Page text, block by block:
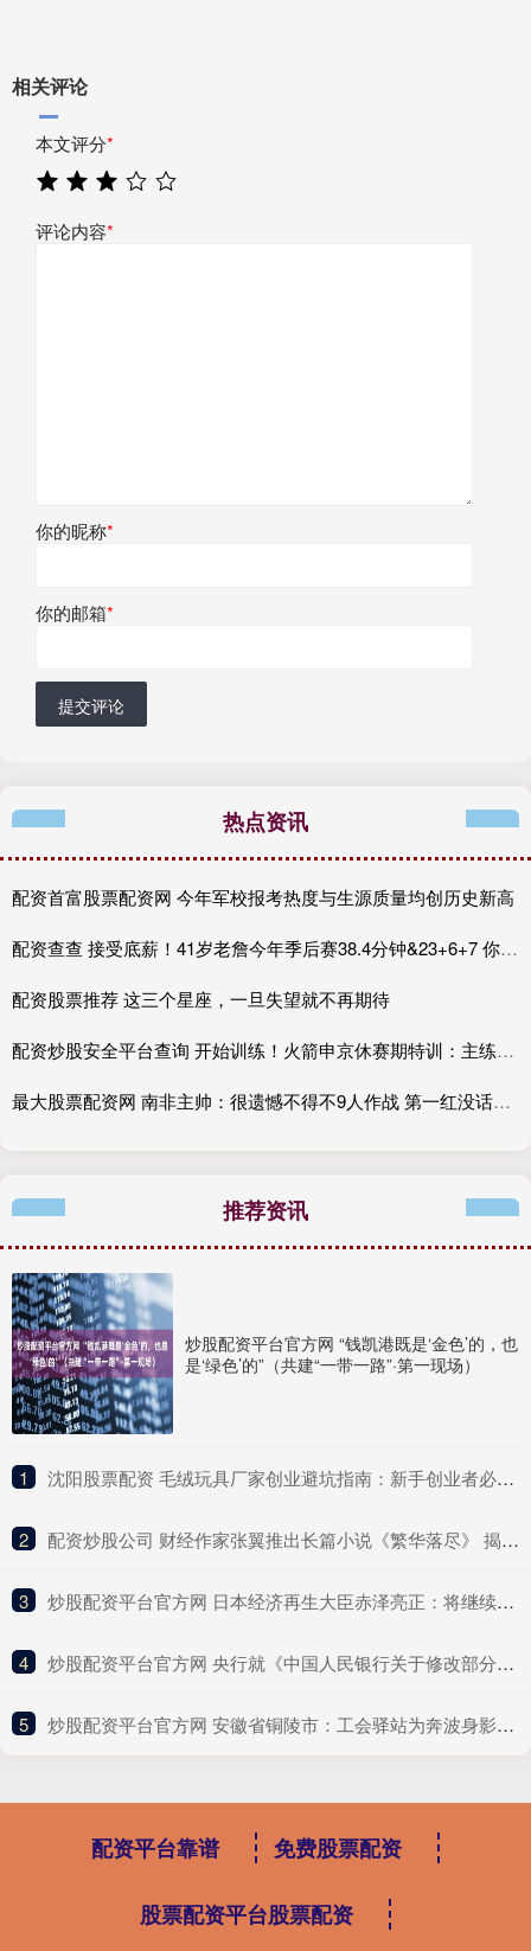
相关评论
本文评分*
评论内容*
你的昵称*
你的邮箱*
提交评论
热点资讯
配资首富股票配资网 今年军校报考热度与生源质量均创历史新高
配资查查 接受底薪！41岁老詹今年季后赛38.4分钟&23+6+7 你希望他去哪？
配资股票推荐 这三个星座，一旦失望就不再期待
配资炒股安全平台查询 开始训练！火箭申京休赛期特训：主练3项技能，三分投篮也需增加
最大股票配资网 南非主帅：很遗憾不得不9人作战 第一红没话说但不认可第二红判罚
推荐资讯
炒股配资平台官方网 “钱凯港既是‘金色’的，也
是‘绿色’的”（共建“一带一路”·第一现场）
1 ​沈阳股票配资 毛绒玩具厂家创业避坑指南：新手创业者必看的经验分享
2 ​配资炒股公司 财经作家张翼推出长篇小说《繁华落尽》 揭示地产首富的崛起与陨落
3 ​炒股配资平台官方网 日本经济再生大臣赤泽亮正：将继续与美国合作推动达成协议，同时维护国家利益
4 ​炒股配资平台官方网 央行就《中国人民银行关于修改部分规章的决定（征求意见稿）》公开征求意见
5 ​炒股配资平台官方网 安徽省铜陵市：工会驿站为奔波身影筑起“温馨港湾”
配资平台靠谱 免费股票配资
股票配资平台股票配资